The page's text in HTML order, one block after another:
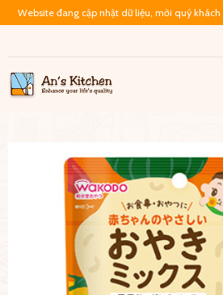
Website đang cập nhật dữ liệu, mời quý